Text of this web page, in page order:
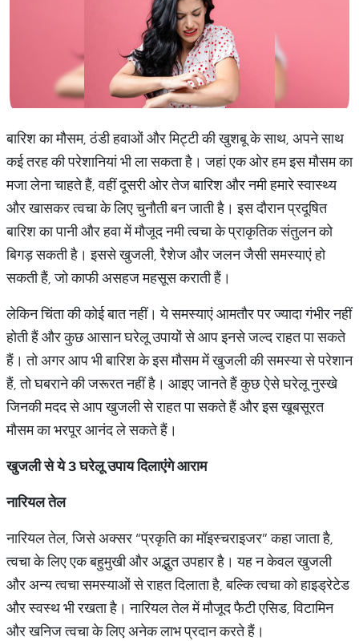
बारिश का मौसम, ठंडी हवाओं और मिट्टी की खुशबू के साथ, अपने साथ
कई तरह की परेशानियां भी ला सकता है। जहां एक ओर हम इस मौसम का
मजा लेना चाहते हैं, वहीं दूसरी ओर तेज बारिश और नमी हमारे स्वास्थ्य
और खासकर त्वचा के लिए चुनौती बन जाती है। इस दौरान प्रदूषित
बारिश का पानी और हवा में मौजूद नमी त्वचा के प्राकृतिक संतुलन को
बिगड़ सकती है। इससे खुजली, रैशेज और जलन जैसी समस्याएं हो
सकती हैं, जो काफी असहज महसूस कराती हैं।
लेकिन चिंता की कोई बात नहीं। ये समस्याएं आमतौर पर ज्यादा गंभीर नहीं
होती हैं और कुछ आसान घरेलू उपायों से आप इनसे जल्द राहत पा सकते
हैं। तो अगर आप भी बारिश के इस मौसम में खुजली की समस्या से परेशान
हैं, तो घबराने की जरूरत नहीं है। आइए जानते हैं कुछ ऐसे घरेलू नुस्खे
जिनकी मदद से आप खुजली से राहत पा सकते हैं और इस खूबसूरत
मौसम का भरपूर आनंद ले सकते हैं।
खुजलीसेये3घरेलूउपायदिलाएंगेआराम
नारियलतेल
नारियल तेल, जिसे अक्सर “प्रकृति का मॉइस्चराइजर” कहा जाता है,
त्वचा के लिए एक बहुमुखी और अद्भुत उपहार है। यह न केवल खुजली
और अन्य त्वचा समस्याओं से राहत दिलाता है, बल्कि त्वचा को हाइड्रेटेड
और स्वस्थ भी रखता है। नारियल तेल में मौजूद फैटी एसिड, विटामिन
और खनिज त्वचा के लिए अनेक लाभ प्रदान करते हैं।